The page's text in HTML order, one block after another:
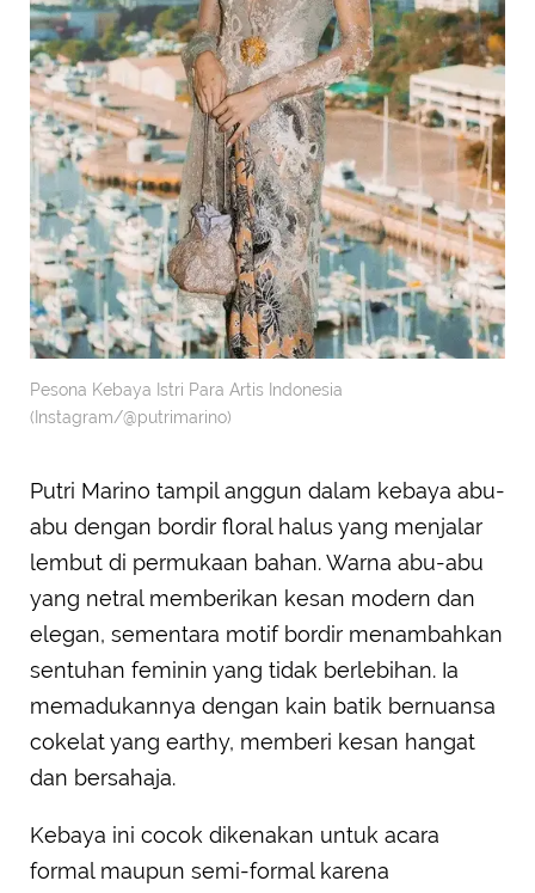
Pesona Kebaya Istri Para Artis Indonesia
(Instagram/@putrimarino)
Putri Marino tampil anggun dalam kebaya abu-
abu dengan bordir floral halus yang menjalar
lembut di permukaan bahan. Warna abu-abu
yang netral memberikan kesan modern dan
elegan, sementara motif bordir menambahkan
sentuhan feminin yang tidak berlebihan. Ia
memadukannya dengan kain batik bernuansa
cokelat yang earthy, memberi kesan hangat
dan bersahaja.
Kebaya ini cocok dikenakan untuk acara
formal maupun semi-formal karena